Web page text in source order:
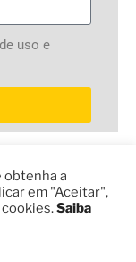
obtenha a
em "Aceitar",
cookies.Saiba
uso e
jovens e